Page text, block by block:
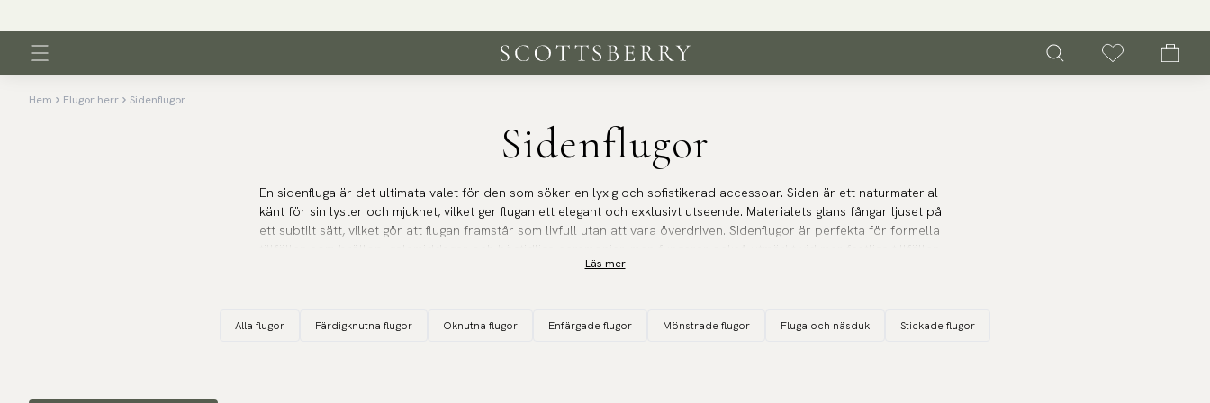
Hem Flugor herr Sidenflugor
Sidenflugor
En sidenfluga är det ultimata valet för den som söker en lyxig och sofistikerad accessoar. Siden är ett naturmaterial
känt för sin lyster och mjukhet, vilket ger flugan ett elegant och exklusivt utseende. Materialets glans fångar ljuset på
ett subtilt sätt, vilket gör att flugan framstår som livfull utan att vara överdriven. Sidenflugor är perfekta för formella
som nyårsfester eller jubileer. Sidenets följsamhet gör det enkelt att knyta en snygg och hållbar knut till alla oknutna
Med sin karakteristiska glans och mjuka textur är siden det mest klassiska materialet för flugor.Sidenflugan
är tidlös
Läs mer
Alla flugor Färdigknutna flugor Oknutna flugor Enfärgade flugor Mönstrade flugor Fluga och näsduk Stickade flugor